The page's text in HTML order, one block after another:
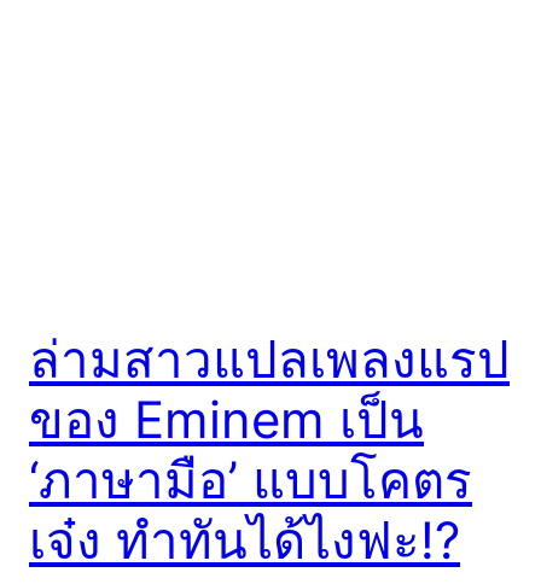
ล่ามสาวแปลเพลงแรป
ของ Eminem เป็น
‘ภาษามือ’ แบบโคตร
เจ๋ง ทำทันได้ไงฟะ!?